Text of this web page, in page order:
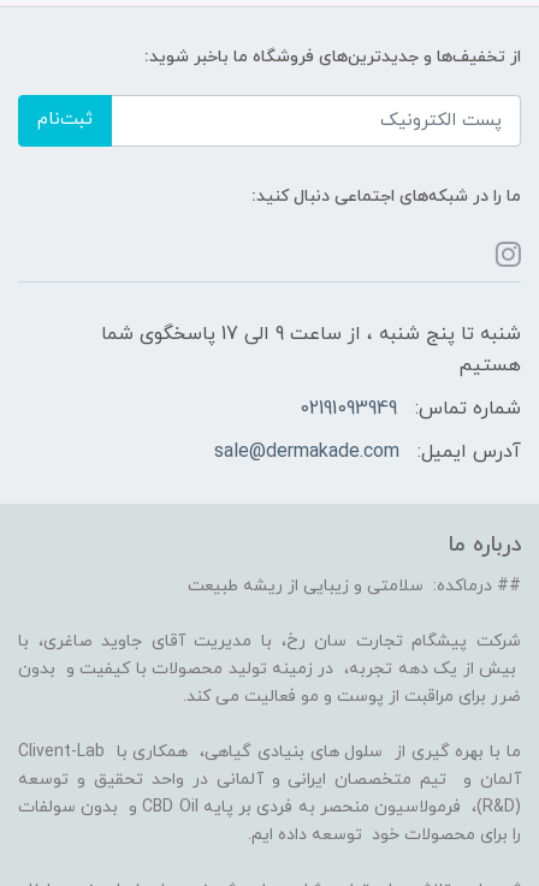
از تخفیف‌ها و جدیدترین‌های فروشگاه ما باخبر شوید:
ثبت‌نام
ما را در شبکه‌های اجتماعی دنبال کنید:
شنبه تا پنج شنبه ، از ساعت 9 الی 17 پاسخگوی شما
هستیم
شماره تماس:
02191093949
آدرس ایمیل:
sale@dermakade.com
درباره ما
## درماکده: سلامتی و زیبایی از ریشه طبیعت
شرکت پیشگام تجارت سان رخ، با مدیریت آقای جاوید صاغری، با
بیش از یک دهه تجربه، در زمینه تولید محصولات با کیفیت و بدون
ضرر برای مراقبت از پوست و مو فعالیت می کند.
ما با بهره گیری از سلول های بنیادی گیاهی، همکاری با Clivent-Lab
آلمان و تیم متخصصان ایرانی و آلمانی در واحد تحقیق و توسعه
(R&D)، فرمولاسیون منحصر به فردی بر پایه CBD Oil و بدون سولفات
را برای محصولات خود توسعه داده ایم.